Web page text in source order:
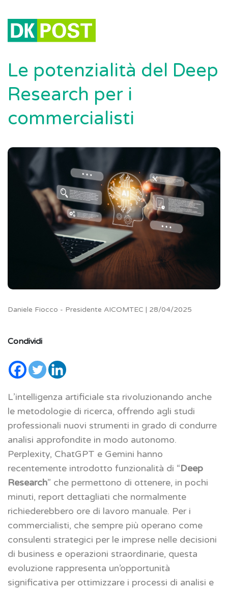
Le potenzialità del Deep
Research per i
commercialisti
Daniele Fiocco - Presidente AICOMTEC | 28/04/2025
Condividi
L’intelligenza artificiale sta rivoluzionando anche
le metodologie di ricerca, offrendo agli studi
professionali nuovi strumenti in grado di condurre
analisi approfondite in modo autonomo.
Perplexity, ChatGPT e Gemini hanno
recentemente introdotto funzionalità di “Deep
Research” che permettono di ottenere, in pochi
minuti, report dettagliati che normalmente
richiederebbero ore di lavoro manuale. Per i
commercialisti, che sempre più operano come
consulenti strategici per le imprese nelle decisioni
di business e operazioni straordinarie, questa
evoluzione rappresenta un’opportunità
significativa per ottimizzare i processi di analisi e